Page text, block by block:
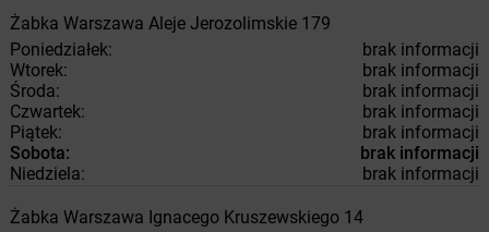
Żabka Warszawa Aleje Jerozolimskie 179
Poniedziałek:
brak informacji
Wtorek:
brak informacji
Środa:
brak informacji
Czwartek:
brak informacji
Piątek:
brak informacji
Sobota:
brak informacji
Niedziela:
brak informacji
Żabka Warszawa Ignacego Kruszewskiego 14